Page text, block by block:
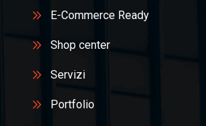
E-Commerce Ready
Shop center
Servizi
Portfolio